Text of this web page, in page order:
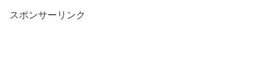
スポンサーリンク